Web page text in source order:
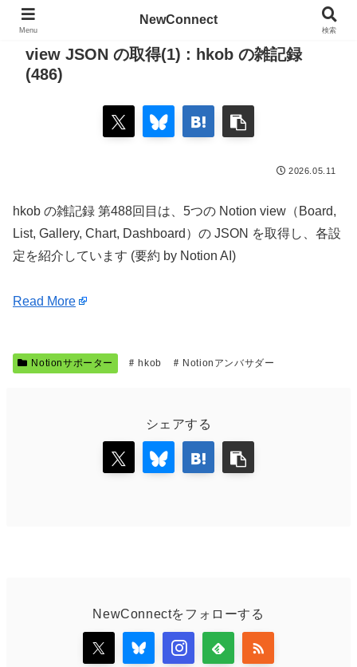
view JSON の取得(1) : hkob の雑記録
(486)
2026.05.11
hkob の雑記録 第488回目は、5つの Notion view（Board,
List, Gallery, Chart, Dashboard）の JSON を取得し、各設
定を紹介しています (要約 by Notion AI)
Read More
Notionサポーター hkob Notionアンバサダー
シェアする
NewConnectをフォローする
Menu
NewConnect
検索